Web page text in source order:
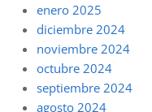
enero 2025
diciembre 2024
noviembre 2024
octubre 2024
septiembre 2024
agosto 2024